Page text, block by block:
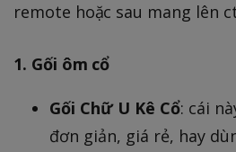
remote hoặc sau mang lên
1. Gối ôm cổ
Gối Chữ U Kê Cổ: cái
đơn giản, giá rẻ, hay